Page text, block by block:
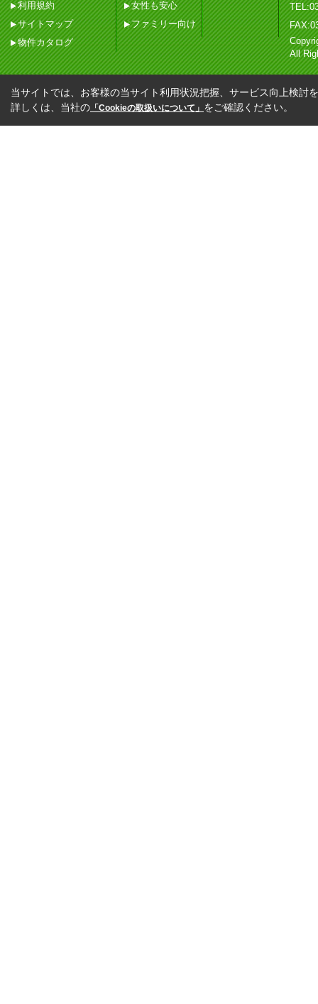
利用規約
サイトマップ
物件カタログ
女性も安心
ファミリー向け
All
当サイトでは、お客様の当サイト利用状況把握、サービス向上検討
詳しくは、当社の 「Cookieの取扱いについて」 をご確認ください。